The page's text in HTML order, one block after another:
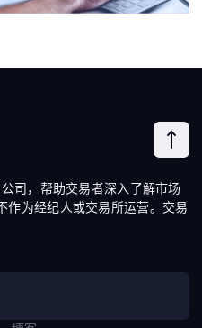
司，帮助交易者深入了解市场
作为经纪人或交易所运营。交易